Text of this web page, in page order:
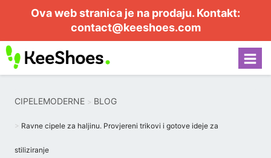
Ova web stranica je na prodaju. Kontakt:
contact@keeshoes.com
CIPELEMODERNE BLOG
Ravne cipele za haljinu. Provjereni trikovi i gotove ideje za
stiliziranje